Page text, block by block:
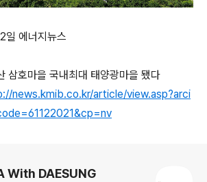
일 에너지뉴스
삼호마을 국내최대 태양광마을 됐다
news.kmib.co.kr/article/view.asp?arci
With DAESUNG